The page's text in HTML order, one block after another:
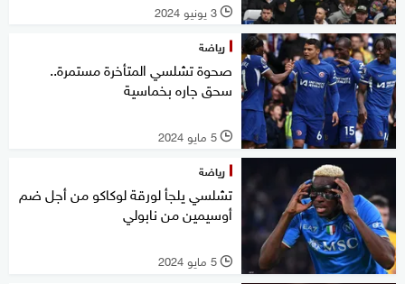
l 3 يونيو 2024
رياضة
صحوة تشلسي المتأخرة مستمرة..
سحق جاره بخماسية
l 5 مايو 2024
رياضة
تشلسي يلجأ لورقة لوكاكو من أجل ضم
أوسيمين من نابولي
l 5 مايو 2024